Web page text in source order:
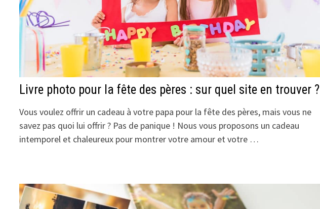
Livre photo pour la fête des pères : sur quel site en trouver ?
Vous voulez offrir un cadeau à votre papa pour la fête des pères, mais vous ne
savez pas quoi lui offrir ? Pas de panique ! Nous vous proposons un cadeau
intemporel et chaleureux pour montrer votre amour et votre …